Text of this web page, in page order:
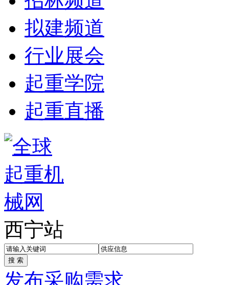
拟建频道
行业展会
起重学院
起重直播
西宁站
发布采购需求